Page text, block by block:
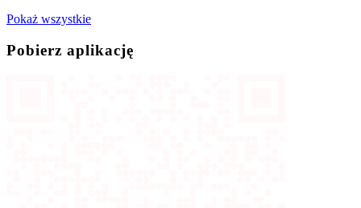
Pokaż wszystkie
Pobierz aplikację